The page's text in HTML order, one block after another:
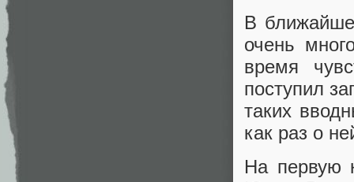
В
очень
время
поступил
таких
как раз о
На первую